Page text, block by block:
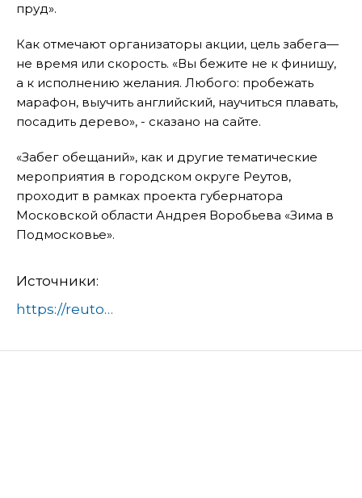
пруд».
Как отмечают организаторы акции, цель забега—
не время или скорость. «Вы бежите не к финишу,
а к исполнению желания. Любого: пробежать
марафон, выучить английский, научиться плавать,
посадить дерево», - сказано на сайте.
«Забег обещаний», как и другие тематические
мероприятия в городском округе Реутов,
проходит в рамках проекта губернатора
Московской области Андрея Воробьева «Зима в
Подмосковье».
Источники:
https://reutov.net/article/v-reutove-prodolzhaetsya-registratsiya-na-zabeg-obeschanij-657348